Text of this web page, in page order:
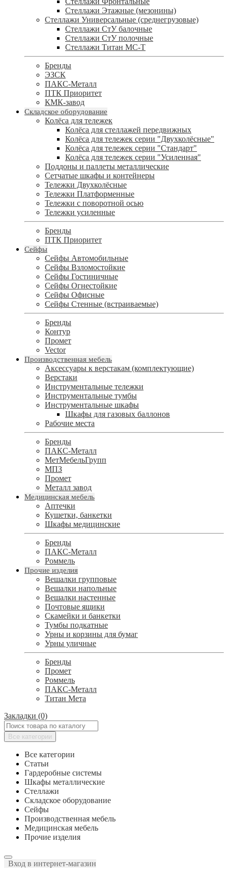
Стеллажи Этажные (мезонины)
Стеллажи Универсальные (среднегрузовые)
Стеллажи СтУ балочные
Стеллажи СтУ полочные
Стеллажи Титан МС-Т
Бренды
ЭЗСК
ПАКС-Металл
ПТК Приоритет
КМК-завод
Складское оборудование
Колёса для тележек
Колёса для стеллажей передвижных
Колёса для тележек серии "Двухколёсные"
Колёса для тележек серии "Стандарт"
Колёса для тележек серии "Усиленная"
Поддоны и паллеты металлические
Сетчатые шкафы и контейнеры
Тележки Двухколёсные
Тележки Платформенные
Тележки с поворотной осью
Тележки усиленные
Бренды
ПТК Приоритет
Сейфы
Сейфы Автомобильные
Сейфы Взломостойкие
Сейфы Гостиничные
Сейфы Огнестойкие
Сейфы Офисные
Сейфы Стенные (встраиваемые)
Бренды
Контур
Промет
Vector
Производственная мебель
Аксессуары к верстакам (комплектующие)
Верстаки
Инструментальные тележки
Инструментальные тумбы
Инструментальные шкафы
Шкафы для газовых баллонов
Рабочие места
Бренды
ПАКС-Металл
МетМебельГрупп
МПЗ
Промет
Металл завод
Медицинская мебель
Аптечки
Кушетки, банкетки
Шкафы медицинские
Бренды
ПАКС-Металл
Роммель
Прочие изделия
Вешалки групповые
Вешалки напольные
Вешалки настенные
Почтовые ящики
Скамейки и банкетки
Тумбы подкатные
Урны и корзины для бумаг
Урны уличные
Бренды
Промет
Роммель
ПАКС-Металл
Титан Мета
Закладки (0)
Все категории
Все категории
Статьи
Гардеробные системы
Шкафы металлические
Стеллажи
Складское оборудование
Сейфы
Производственная мебель
Медицинская мебель
Прочие изделия
Вход в интернет-магазин